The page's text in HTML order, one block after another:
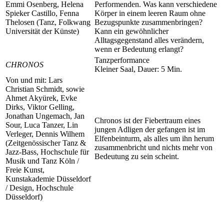
Emmi Osenberg, Helena
Spieker Castillo, Fenna
Thelosen (Tanz, Folkwang
Universität der Künste)
Performenden. Was kann verschiedene
Körper in einem leeren Raum ohne
Bezugspunkte zusammenbringen?
Kann ein gewöhnlicher
Alltagsgegenstand alles verändern,
wenn er Bedeutung erlangt?
CHRONOS
Tanzperformance
Kleiner Saal, Dauer: 5 Min.
Von und mit: Lars
Christian Schmidt, sowie
Ahmet Akyürek, Evke
Dirks, Viktor Gelling,
Jonathan Ungemach, Jan
Sour, Luca Tanzer, Lin
Verleger, Dennis Wilhem
(Zeitgenössischer Tanz &
Jazz-Bass, Hochschule für
Musik und Tanz Köln /
Freie Kunst,
Kunstakademie Düsseldorf
/ Design, Hochschule
Düsseldorf)
Chronos ist der Fiebertraum eines
jungen Adligen der gefangen ist im
Elfenbeinturm, als alles um ihn herum
zusammenbricht und nichts mehr von
Bedeutung zu sein scheint.